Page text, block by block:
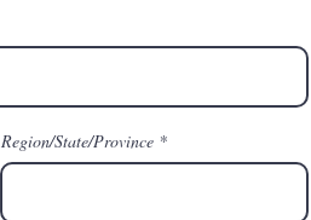
Region/State/Province